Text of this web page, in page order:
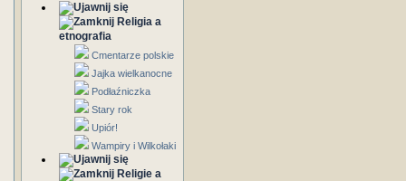
Religia a
etnografia
Cmentarze polskie
Jajka wielkanocne
Podłaźniczka
Stary rok
Upiór!
Wampiry i Wilkołaki
Religie a